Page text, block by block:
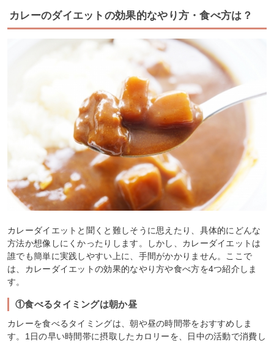
カレーのダイエットの効果的なやり方・食べ方は？
カレーダイエットと聞くと難しそうに思えたり、具体的にどんな
方法か想像しにくかったりします。しかし、カレーダイエットは
誰でも簡単に実践しやすい上に、手間がかかりません。ここで
は、カレーダイエットの効果的なやり方や食べ方を4つ紹介しま
す。
①食べるタイミングは朝か昼
カレーを食べるタイミングは、朝や昼の時間帯をおすすめしま
す。1日の早い時間帯に摂取したカロリーを、日中の活動で消費し